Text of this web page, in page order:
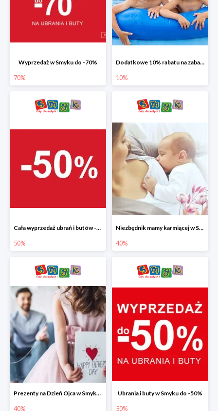
Wyprzedaż w Smyku do -70%
70%
Dodatkowe 10% rabatu na zabawki ogrodowe i baseny
10%
Cała wyprzedaż ubrań i butów -50%
50%
Niezbędnik mamy karmiącej w Smyku do -40%
40%
Prezenty na Dzień Ojca w Smyku do -40%
40%
Ubrania i buty w Smyku do -50%
50%